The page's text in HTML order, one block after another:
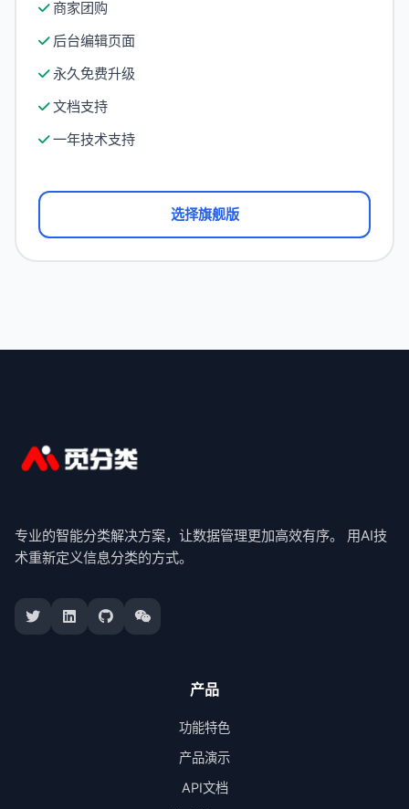
商家团购
后台编辑页面
永久免费升级
文档支持
一年技术支持
选择旗舰版
专业的智能分类解决方案，让数据管理更加高效有序。 用AI技
术重新定义信息分类的方式。
产品
功能特色
产品演示
API文档